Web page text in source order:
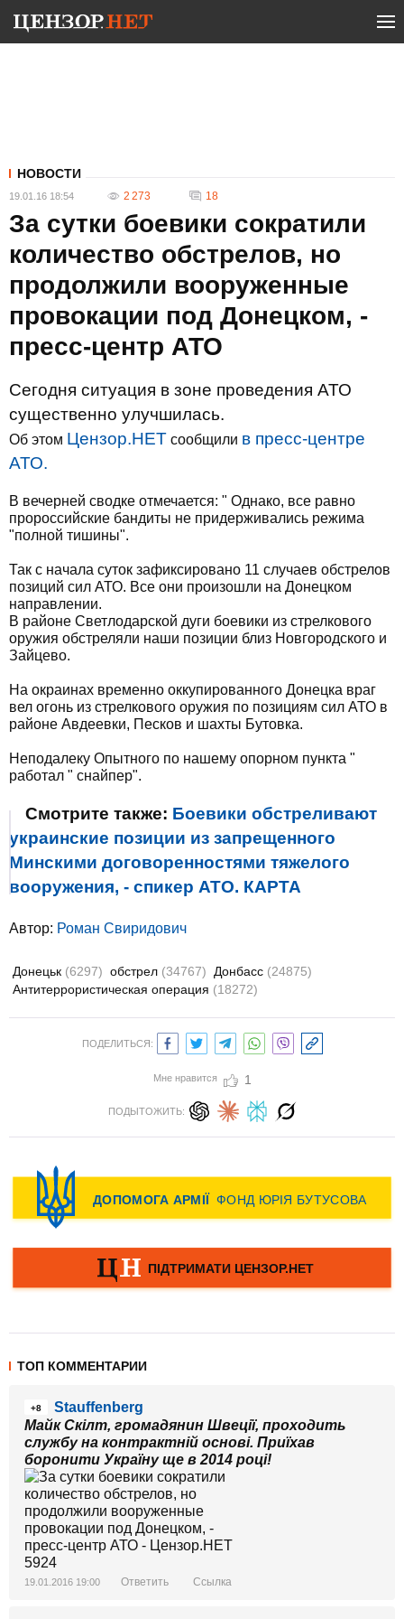
НОВОСТИ
19.01.16 18:54 2 273 18
За сутки боевики сократили
количество обстрелов, но
продолжили вооруженные
провокации под Донецком, -
пресс-центр АТО
Сегодня ситуация в зоне проведения АТО
существенно улучшилась.
Об этом Цензор.НЕТ сообщили в пресс-центре
АТО.
В вечерней сводке отмечается: " Однако, все равно
пророссийские бандиты не придерживались режима
"полной тишины".
Так с начала суток зафиксировано 11 случаев обстрелов
позиций сил АТО. Все они произошли на Донецком
направлении.
В районе Светлодарской дуги боевики из стрелкового
оружия обстреляли наши позиции близ Новгородского и
Зайцево.
На окраинах временно оккупированного Донецка враг
вел огонь из стрелкового оружия по позициям сил АТО в
районе Авдеевки, Песков и шахты Бутовка.
Неподалеку Опытного по нашему опорном пункта "
работал " снайпер".
Смотрите также: Боевики обстреливают
украинские позиции из запрещенного
Минскими договоренностями тяжелого
вооружения, - спикер АТО. КАРТА
Автор: Роман Свиридович
Донецьк (6297) обстрел (34767) Донбасс (24875)
Антитеррористическая операция (18272)
ПОДЕЛИТЬСЯ:
Мне нравится 1
ПОДЫТОЖИТЬ:
ТОП КОММЕНТАРИИ
+8
Stauffenberg
Майк Скілт, громадянин Швеції, проходить
службу на контрактній основі. Приїхав
боронити Україну ще в 2014 році!
19.01.2016 19:00 Ответить Ссылка